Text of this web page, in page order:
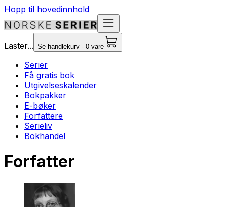
Hopp til hovedinnhold
Laster... Se handlekurv - 0 vare
Serier
Få gratis bok
Utgivelseskalender
Bokpakker
E-bøker
Forfattere
Serieliv
Bokhandel
Forfatter